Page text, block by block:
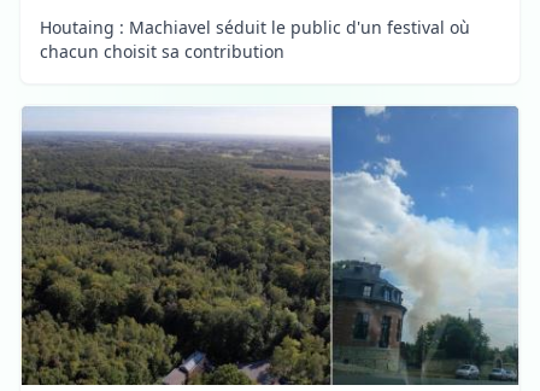
Houtaing : Machiavel séduit le public d'un festival où
chacun choisit sa contribution